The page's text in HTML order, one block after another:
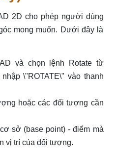
2D cho phép người dùng
mong muốn. Dưới đây là
và chọn lệnh Rotate từ
\"ROTATE\" vào thanh
hoặc các đối tượng cần
sở (base point) - điểm mà
vị trí của đối tượng.